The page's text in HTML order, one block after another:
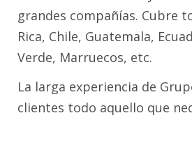
grandes compañías. Cubre
Rica, Chile, Guatemala,
Verde, Marruecos, etc.
La larga experiencia de
clientes todo aquello que